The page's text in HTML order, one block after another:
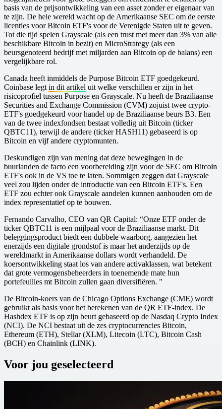
basis van de prijsontwikkeling van een asset zonder er eigenaar van
te zijn. De hele wereld wacht op de Amerikaanse SEC om de eerste
licenties voor Bitcoin ETF's voor de Verenigde Staten uit te geven.
Tot die tijd spelen Grayscale (als een trust met meer dan 3% van alle
beschikbare Bitcoin in bezit) en MicroStrategy (als een
beursgenoteerd bedrijf met miljarden aan Bitcoin op de balans) een
vergelijkbare rol.
Canada heeft inmiddels de Purpose Bitcoin ETF goedgekeurd.
Coinbase legt in dit artikel uit welke verschillen er zijn in het
risicoprofiel tussen Purpose en Grayscale. Nu heeft de Braziliaanse
Securities and Exchange Commission (CVM) zojuist twee crypto-
ETF's goedgekeurd voor handel op de Braziliaanse beurs B3. Een
van de twee indexfondsen bestaat volledig uit Bitcoin (ticker
QBTC11), terwijl de andere (ticker HASH11) gebaseerd is op
Bitcoin en vijf andere cryptomunten.
Deskundigen zijn van mening dat deze bewegingen in de
buurlanden de facto een voorbereiding zijn voor de SEC om Bitcoin
ETF's ook in de VS toe te laten. Sommigen zeggen dat Grayscale
veel zou lijden onder de introductie van een Bitcoin ETF's. Een
ETF zou echter ook Grayscale aandelen kunnen aanhouden om de
index representatief op te bouwen.
Fernando Carvalho, CEO van QR Capital: “Onze ETF onder de
ticker QBTC11 is een mijlpaal voor de Braziliaanse markt. Dit
beleggingsproduct biedt een dubbele waarborg, aangezien het
enerzijds een digitale grondstof is maar het anderzijds op de
wereldmarkt in Amerikaanse dollars wordt verhandeld. De
koersontwikkeling staat los van andere activaklassen, wat betekent
dat grote vermogensbeheerders in toenemende mate hun
portefeuilles mt Bitcoin zullen gaan diversifiëren. "
De Bitcoin-koers van de Chicago Options Exchange (CME) wordt
gebruikt als basis voor het berekenen van de QR ETF-index. De
Hashdex ETF is op zijn beurt gebaseerd op de Nasdaq Crypto Index
(NCI). De NCI bestaat uit de zes cryptocurrencies Bitcoin,
Ethereum (ETH), Stellar (XLM), Litecoin (LTC), Bitcoin Cash
(BCH) en Chainlink (LINK).
Voor jou geselecteerd